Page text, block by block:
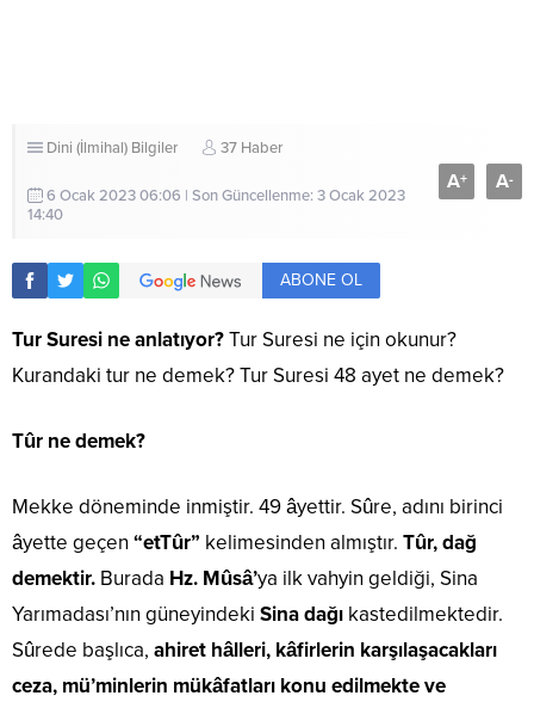
Dini (İlmihal) Bilgiler 37 Haber
6 Ocak 2023 06:06 | Son Güncellenme: 3 Ocak 2023
14:40
A+ A-
ABONE OL
Tur Suresi ne anlatıyor?Tur Suresi ne için okunur?
Kurandaki tur ne demek? Tur Suresi 48 ayet ne demek?
Tûr ne demek?
Mekke döneminde inmiştir. 49 âyettir. Sûre, adını birinci
âyette geçen “etTûr” kelimesinden almıştır. Tûr, dağ
demektir. Burada Hz. Mûsâ’ya ilk vahyin geldiği, Sina
Yarımadası’nın güneyindeki Sina dağı kastedilmektedir.
Sûrede başlıca, ahiret hâlleri, kâfirlerin karşılaşacakları
ceza, mü’minlerin mükâfatları konu edilmekte ve